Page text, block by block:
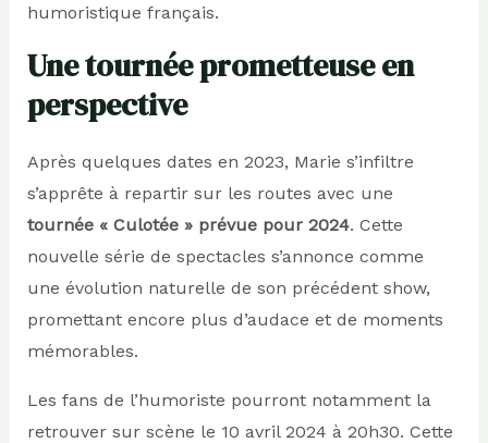
humoristique français.
Une tournée prometteuse en
perspective
Après quelques dates en 2023, Marie s’infiltre
s’apprête à repartir sur les routes avec une
tournée « Culotée » prévue pour 2024. Cette
nouvelle série de spectacles s’annonce comme
une évolution naturelle de son précédent show,
promettant encore plus d’audace et de moments
mémorables.
Les fans de l’humoriste pourront notamment la
retrouver sur scène le 10 avril 2024 à 20h30. Cette